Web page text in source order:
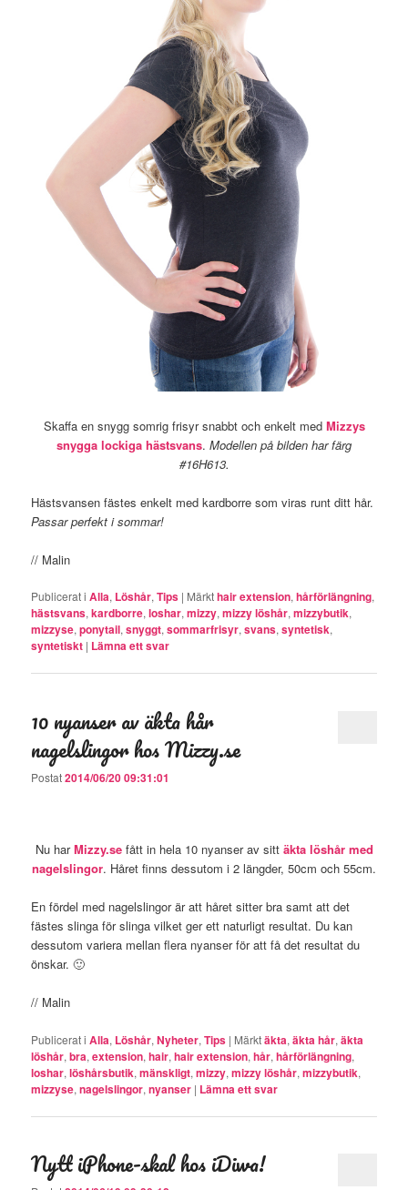
Skaffa en snygg somrig frisyr snabbt och enkelt medMizzys
snygga lockiga hästsvans. Modellen på bilden har färg
#16H613.
Hästsvansen fästes enkelt med kardborre som viras runt ditt hår.
Passar perfekt i sommar!
// Malin
Publicerat i Alla, Löshår,Tips | Märkthair extension,hårförlängning,
hästsvans,kardborre,loshar,mizzy,mizzy löshår,mizzybutik,
mizzyse,ponytail,snyggt,sommarfrisyr,svans,syntetisk,
syntetiskt | Lämna ett svar
10 nyanser av äkta hår
nagelslingor hos Mizzy.se
Postat2014/06/20 09:31:01
Nu harMizzy.sefått in hela 10 nyanser av sitt äkta löshår med
nagelslingor. Håret finns dessutom i 2 längder, 50cm och 55cm.
En fördel med nagelslingor är att håret sitter bra samt att det
fästes slinga för slinga vilket ger ett naturligt resultat. Du kan
dessutom variera mellan flera nyanser för att få det resultat du
önskar. 🙂
// Malin
Publicerat i Alla, Löshår,Nyheter,Tips | Märktäkta,äkta hår,äkta
löshår,bra,extension,hair,hair extension,hår,hårförlängning,
loshar,löshårsbutik,mänskligt,mizzy,mizzy löshår,mizzybutik,
mizzyse,nagelslingor,nyanser | Lämna ett svar
Nytt iPhone-skal hos iDiwa!